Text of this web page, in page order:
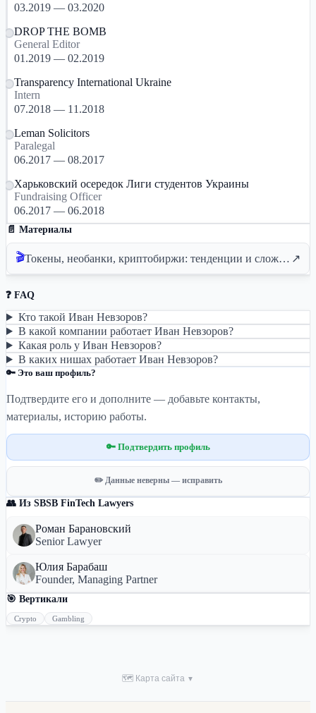
03.2019 — 03.2020
DROP THE BOMB
General Editor
01.2019 — 02.2019
Transparency International Ukraine
Intern
07.2018 — 11.2018
Leman Solicitors
Paralegal
06.2017 — 08.2017
Харьковский осередок Лиги студентов Украины
Fundraising Officer
06.2017 — 06.2018
📄 Материалы
🎬 Токены, необанки, криптобиржи: тенденции и сложности в 2022 ↗
❓ FAQ
Кто такой Иван Невзоров?
В какой компании работает Иван Невзоров?
Какая роль у Иван Невзоров?
В каких нишах работает Иван Невзоров?
🔑 Это ваш профиль?
Подтвердите его и дополните — добавьте контакты,
материалы, историю работы.
🔑 Подтвердить профиль
✏️ Данные неверны — исправить
👥 Из SBSB FinTech Lawyers
Роман Барановский
Senior Lawyer
Юлия Барабаш
Founder, Managing Partner
🎯 Вертикали
Crypto Gambling
🗺 Карта сайта ▼